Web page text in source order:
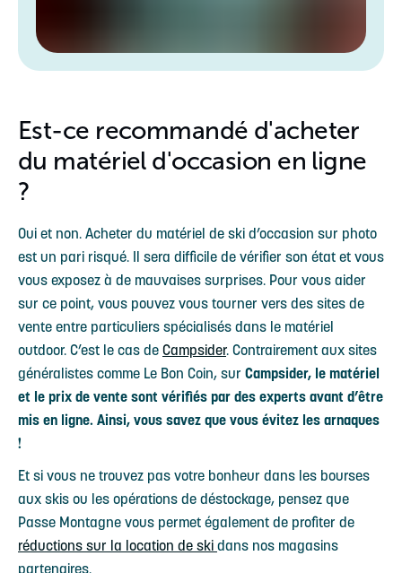
Est-ce recommandé d'acheter
du matériel d'occasion en ligne
?
Oui et non. Acheter du matériel de ski d’occasion sur photo
est un pari risqué. Il sera difficile de vérifier son état et vous
vous exposez à de mauvaises surprises. Pour vous aider
sur ce point, vous pouvez vous tourner vers des sites de
vente entre particuliers spécialisés dans le matériel
outdoor. C’est le cas de Campsider. Contrairement aux sites
généralistes comme Le Bon Coin, sur Campsider, le matériel
et le prix de vente sont vérifiés par des experts avant d’être
mis en ligne. Ainsi, vous savez que vous évitez les arnaques
!
Et si vous ne trouvez pas votre bonheur dans les bourses
aux skis ou les opérations de déstockage, pensez que
Passe Montagne vous permet également de profiter de
réductions sur la location de ski dans nos magasins
partenaires.